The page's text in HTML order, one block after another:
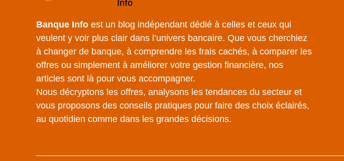
Banque Info est un blog indépendant dédié à celles et ceux qui
veulent y voir plus clair dans l’univers bancaire. Que vous cherchiez
à changer de banque, à comprendre les frais cachés, à comparer les
offres ou simplement à améliorer votre gestion financière, nos
articles sont là pour vous accompagner.
Nous décryptons les offres, analysons les tendances du secteur et
vous proposons des conseils pratiques pour faire des choix éclairés,
au quotidien comme dans les grandes décisions.